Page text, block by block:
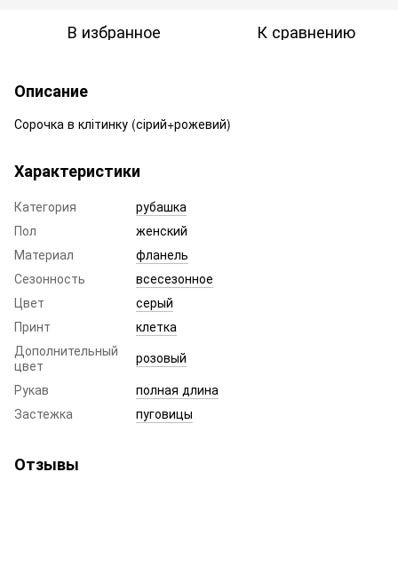
В избранное К сравнению
Описание
Сорочка в клітинку (сірий+рожевий)
Характеристики
Категория
рубашка
Пол
женский
Материал
фланель
Сезонность
всесезонное
Цвет
серый
Принт
клетка
Дополнительный
цвет
розовый
Рукав
полная длина
Застежка
пуговицы
Отзывы